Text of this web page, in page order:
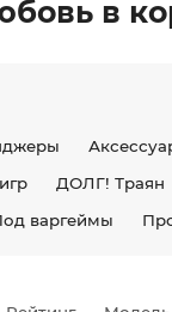
в
ДОЛГ! Траян
варгеймы